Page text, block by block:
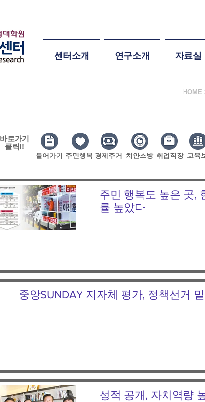
센터소개 연구소개 자료실
바로가기
클릭!!
들어가기 주민행복 경제주거 치안소방 취업직장 교육
주민 행복도 높은 곳,
률 높았다
중앙SUNDAY 지자체 평가, 정책선거
성적 공개, 자치역량